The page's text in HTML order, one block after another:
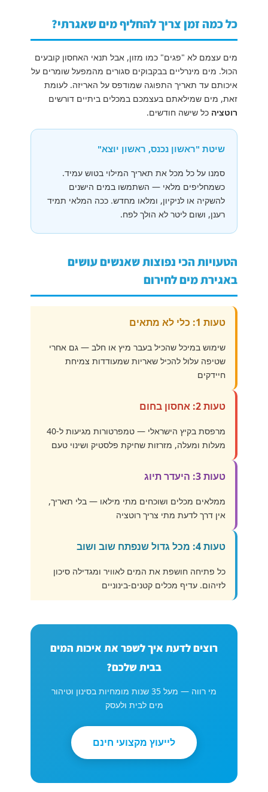
כל כמה זמן צריך להחליף מים שאגרתי?
מים עצמם לא "פגים" כמו מזון, אבל תנאי האחסון קובעים
הכול. מים מינרליים בבקבוקים סגורים מהמפעל שומרים על
איכותם עד תאריך התפוגה שמודפס על האריזה. לעומת
זאת, מים שמילאתם בעצמכם במכלים ביתיים דורשים
רוטציה כל שישה חודשים.
שיטת "ראשון נכנס, ראשון יוצא"
סמנו על כל מכל את תאריך המילוי בטוש עמיד.
כשמחליפים מלאי — השתמשו במים הישנים
להשקיה או לניקיון, ומלאו מחדש. ככה המלאי תמיד
רענן, ושום ליטר לא הולך לפח.
הטעויות הכי נפוצות שאנשים עושים
באגירת מים לחירום
טעות 1: כלי לא מתאים
שימוש במיכל שהכיל בעבר מיץ או חלב — גם אחרי
שטיפה עלול להכיל שאריות שמעודדות צמיחת
חיידקים
טעות 2: אחסון בחום
מרפסת בקיץ הישראלי — טמפרטורות מגיעות ל-40
מעלות ומעלה, מזרזות שחיקת פלסטיק ושינוי טעם
טעות 3: היעדר תיוג
ממלאים מכלים ושוכחים מתי מילאו — בלי תאריך,
אין דרך לדעת מתי צריך רוטציה
טעות 4: מכל גדול שנפתח שוב ושוב
כל פתיחה חושפת את המים לאוויר ומגדילה סיכון
לזיהום. עדיף מכלים קטנים-בינוניים
רוצים לדעת איך לשפר את איכות המים
בבית שלכם?
מי רווה — מעל 35 שנות מומחיות בסינון וטיהור
מים לבית ולעסק
לייעוץ מקצועי חינם